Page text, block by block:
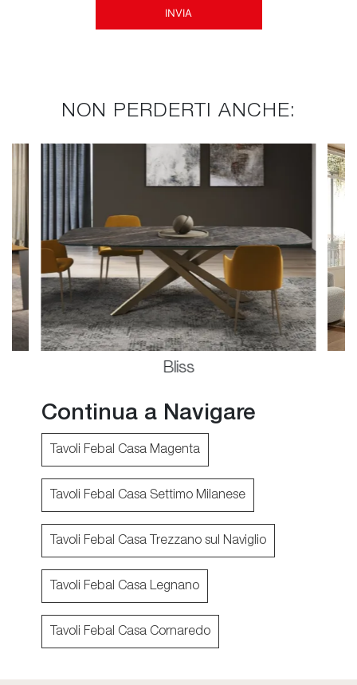
INVIA
NON PERDERTI ANCHE:
Bliss
Continua a Navigare
Tavoli Febal Casa Magenta
Tavoli Febal Casa Settimo Milanese
Tavoli Febal Casa Trezzano sul Naviglio
Tavoli Febal Casa Legnano
Tavoli Febal Casa Cornaredo